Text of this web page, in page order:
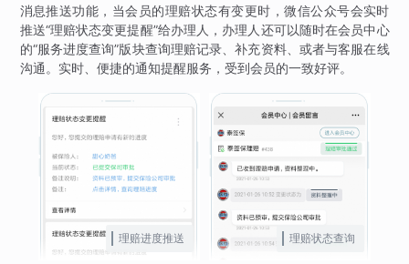
消息推送功能，当会员的理赔状态有变更时，微信公众号会实时
推送“理赔状态变更提醒”给办理人，办理人还可以随时在会员中心
的“服务进度查询”版块查询理赔记录、补充资料、或者与客服在线
沟通。实时、便捷的通知提醒服务，受到会员的一致好评。
理赔进度推送 理赔状态查询